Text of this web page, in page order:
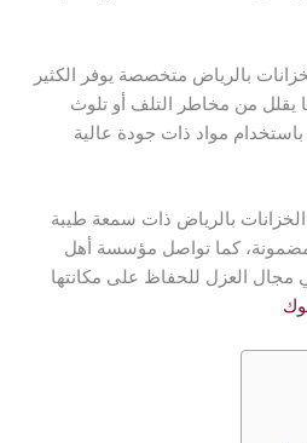
بالرياض متخصصة يوفر الكثير
يقلل من مخاطر التلف أو تلوث
مواد ذات جودة عالية
بالرياض ذات سمعة طيبة
مضمونة، كما تواصل مؤسسة أهل
مجال العزل للحفاظ على مكانتها